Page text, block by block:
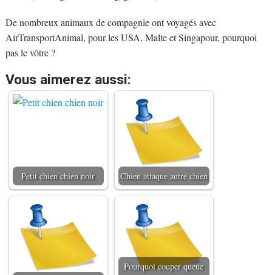
De nombreux animaux de compagnie ont voyagés avec
AirTransportAnimal, pour les USA, Malte et Singapour, pourquoi
pas le vôtre ?
Vous aimerez aussi:
Petit chien chien noir Chien attaque autre chien
Pourquoi couper queue